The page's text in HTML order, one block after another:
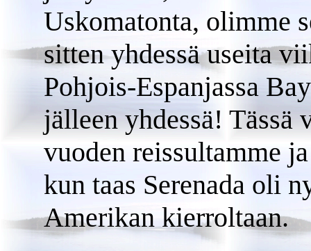
Uskomatonta, olimme
sitten yhdessä useita
Pohjois-Espanjassa
jälleen yhdessä! Tässä
vuoden reissultamme
kun taas Serenada oli
Amerikan kierroltaan.